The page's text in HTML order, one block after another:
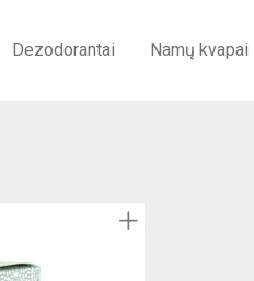
Dezodorantai Namų kvapai